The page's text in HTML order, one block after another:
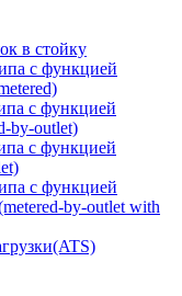
в стойку
с функцией
с функцией
by-outlet)
с функцией
с функцией
by-outlet with